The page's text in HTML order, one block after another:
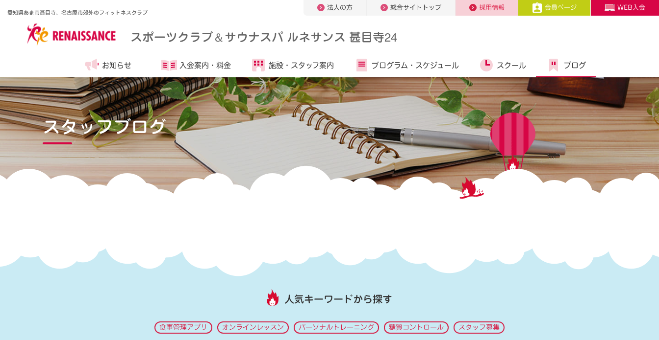
愛知県あま市甚目寺、名古屋市郊外のフィットネスクラブ
法人の方 総合サイトトップ 採用情報 会員ページ WEB入会
スポーツクラブ＆サウナスパ ルネサンス 甚目寺24
お知らせ 入会案内・ 料金 施設・ スタッフ案内 プログラム・ スケジュール スクール ブログ
スタッフブログ
人気キーワードから探す
食事管理アプリ オンラインレッスン パーソナルトレーニング 糖質コントロール スタッフ募集